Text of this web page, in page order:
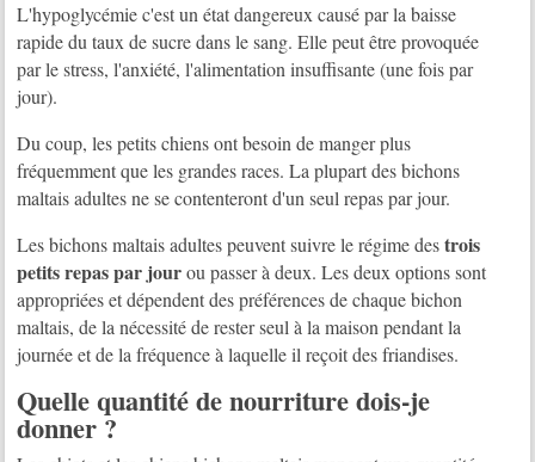
L'hypoglycémie c'est un état dangereux causé par la baisse
rapide du taux de sucre dans le sang. Elle peut être provoquée
par le stress, l'anxiété, l'alimentation insuffisante (une fois par
jour).
Du coup, les petits chiens ont besoin de manger plus
fréquemment que les grandes races. La plupart des bichons
maltais adultes ne se contenteront d'un seul repas par jour.
Les bichons maltais adultes peuvent suivre le régime destrois
petits repas par jourou passer à deux. Les deux options sont
appropriées et dépendent des préférences de chaque bichon
maltais, de la nécessité de rester seul à la maison pendant la
journée et de la fréquence à laquelle il reçoit des friandises.
Quelle quantité de nourriture dois-je
donner ?